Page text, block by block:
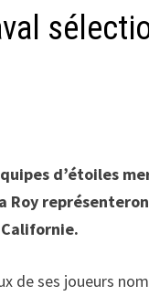
d’étoiles
de ses joueurs